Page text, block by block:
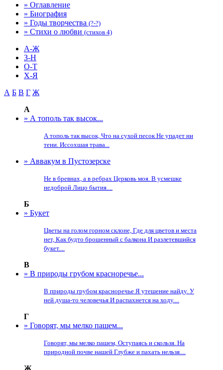
» Оглавление
» Биография
» Годы творчества (?-?)
» Стихи о любви (стихов 4)
А-Ж
З-Н
О-Т
Х-Я
А Б В Г Ж
А
» А тополь так высок...
А тополь так высок, Что на сухой песок Не упадет ни
тени. Иссохшая трава...
» Аввакум в Пустозерске
Не в бревнах, а в ребрах Церковь моя. В усмешке
недоброй Лицо бытия....
Б
» Букет
Цветы на голом горном склоне, Где для цветов и места
нет, Как будто брошенный с балкона И разлетевшийся
букет....
В
» В природы грубом красноречье...
В природы грубом красноречье Я утешение найду. У
ней душа-то человечья И распахнется на ходу....
Г
» Говорят, мы мелко пашем...
Говорят, мы мелко пашем, Оступаясь и скользя. На
природной почве нашей Глубже и пахать нельзя....
Ж